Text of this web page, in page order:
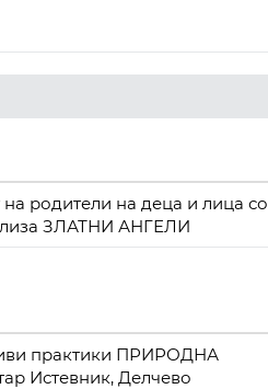
родители на деца и лица со
ЗЛАТНИ АНГЕЛИ
практики ПРИРОДНА
Истевник, Делчево